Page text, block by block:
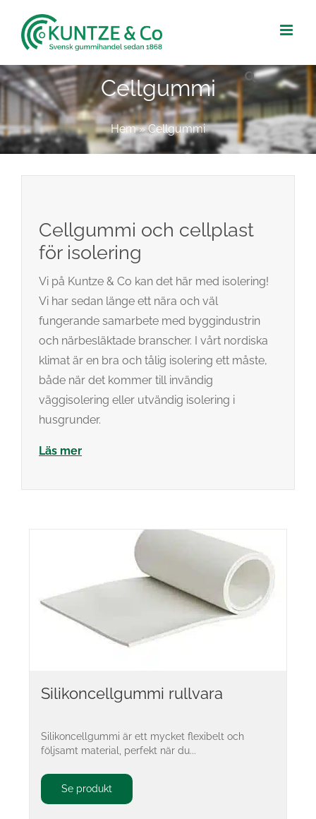
innehållet
Cellgummi
Hem»Cellgummi
Cellgummi och cellplast
för isolering
Vi på Kuntze & Co kan det här med isolering!
Vi har sedan länge ett nära och väl
fungerande samarbete med byggindustrin
och närbesläktade branscher. I vårt nordiska
klimat är en bra och tålig isolering ett måste,
både när det kommer till invändig
väggisolering eller utvändig isolering i
husgrunder.
Läs mer
Silikoncellgummi rullvara
Silikoncellgummi är ett mycket flexibelt och
följsamt material, perfekt när du...
Se produkt